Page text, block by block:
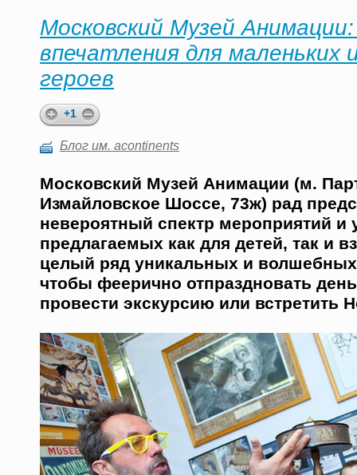
Московский Музей
впечатления для маленьких
героев
+1
Блог им. acontinents
Московский Музей Анимации (м.
Измайловское Шоссе, 73ж) рад
невероятный спектр мероприятий и
предлагаемых как для детей, так и
целый ряд уникальных и
чтобы феерично отпраздновать
провести экскурсию или встретить